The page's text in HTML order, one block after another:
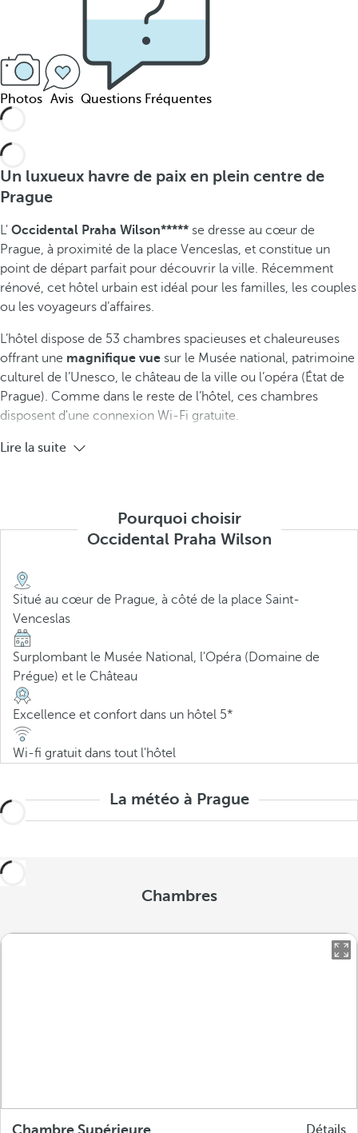
Photos Avis Questions Fréquentes
Un luxueux havre de paix en plein centre de
Prague
L' Occidental Praha Wilson***** se dresse au cœur de
Prague, à proximité de la place Venceslas, et constitue un
point de départ parfait pour découvrir la ville. Récemment
rénové, cet hôtel urbain est idéal pour les familles, les couples
ou les voyageurs d’affaires.
L’hôtel dispose de 53 chambres spacieuses et chaleureuses
offrant une magnifique vue sur le Musée national, patrimoine
culturel de l’Unesco, le château de la ville ou l’opéra (État de
Prague). Comme dans le reste de l’hôtel, ces chambres
disposent d'une connexion Wi-Fi gratuite.
Lire la suite
Pourquoi choisir
Occidental Praha Wilson
Situé au cœur de Prague, à côté de la place Saint-
Venceslas
Surplombant le Musée National, l'Opéra (Domaine de
Prégue) et le Château
Excellence et confort dans un hôtel 5*
Wi-fi gratuit dans tout l'hôtel
La météo à Prague
Chambres
Chambre Supérieure
Détails